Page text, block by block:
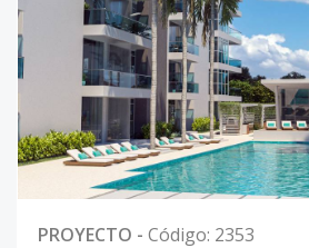
PROYECTO - Código: 2353